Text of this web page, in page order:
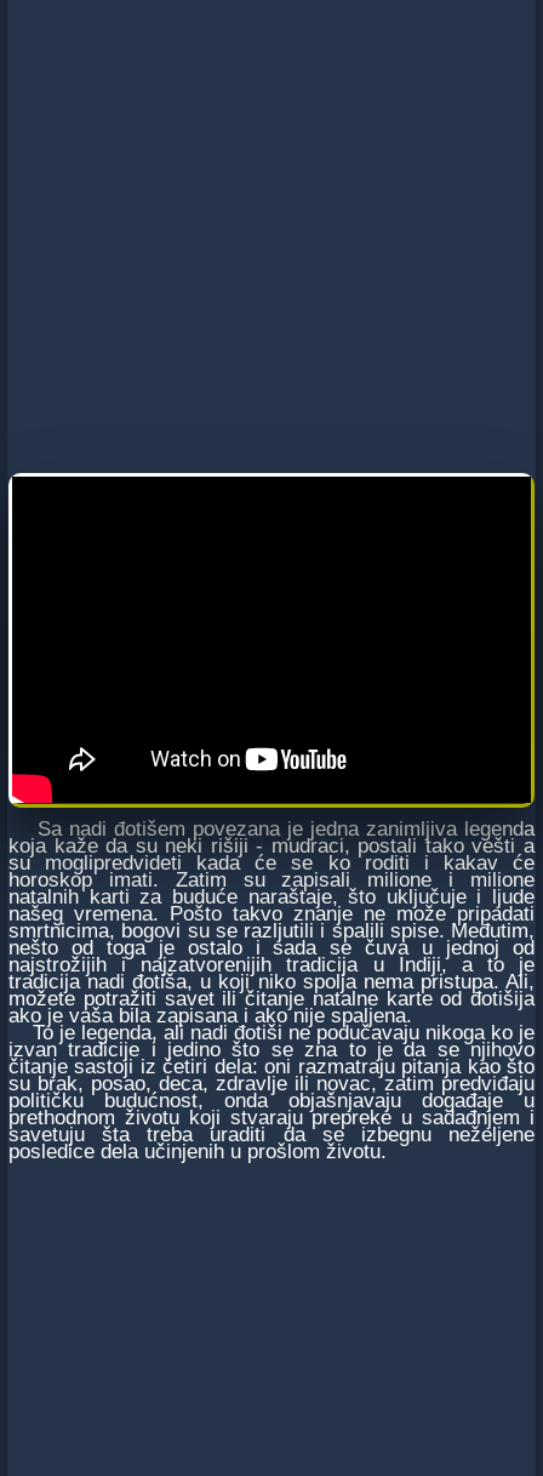
Sa nadi đotišem povezana je jedna zanimljiva legenda
koja kaže da su neki rišiji - mudraci, postali tako vešti a
su moglipredvideti kada će se ko roditi i kakav će
horoskop imati. Zatim su zapisali milione i milione
natalnih karti za buduće naraštaje, što uključuje i ljude
našeg vremena. Pošto takvo znanje ne može pripadati
smrtnicima, bogovi su se razljutili i spalili spise. Međutim,
nešto od toga je ostalo i sada se čuva u jednoj od
najstrožijih i najzatvorenijih tradicija u Indiji, a to je
tradicija nadi đotiša, u koji niko spolja nema pristupa. Ali,
možete potražiti savet ili čitanje natalne karte od đotišija
ako je vaša bila zapisana i ako nije spaljena.
To je legenda, ali nadi đotiši ne podučavaju nikoga ko je
izvan tradicije i jedino što se zna to je da se njihovo
čitanje sastoji iz četiri dela: oni razmatraju pitanja kao što
su brak, posao, deca, zdravlje ili novac, zatim predviđaju
političku budućnost, onda objašnjavaju događaje u
prethodnom životu koji stvaraju prepreke u sadađnjem i
savetuju šta treba uraditi da se izbegnu neželjene
posledice dela učinjenih u prošlom životu.